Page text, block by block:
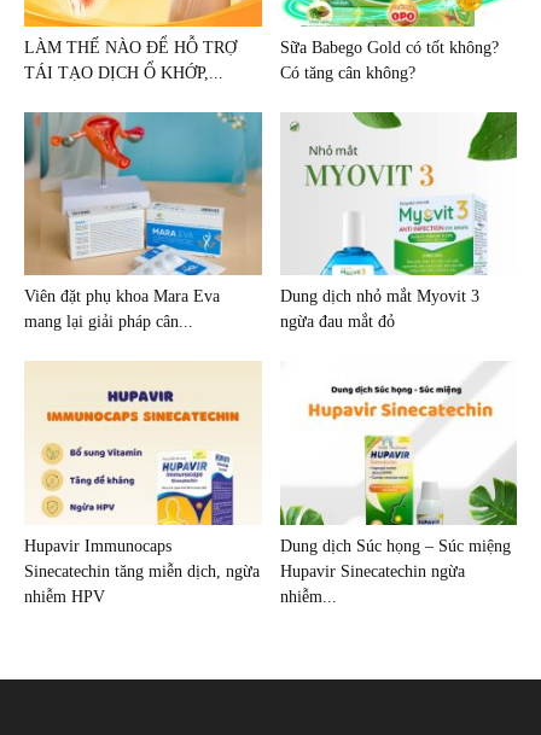
LÀM THẾ NÀO ĐỂ HỖ TRỢ
TÁI TẠO DỊCH Ổ KHỚP,...
Sữa Babego Gold có tốt không?
Có tăng cân không?
Viên đặt phụ khoa Mara Eva
mang lại giải pháp cân...
Dung dịch nhỏ mắt Myovit 3
ngừa đau mắt đỏ
Hupavir Immunocaps
Sinecatechin tăng miễn dịch, ngừa
nhiễm HPV
Dung dịch Súc họng – Súc miệng
Hupavir Sinecatechin ngừa
nhiễm...